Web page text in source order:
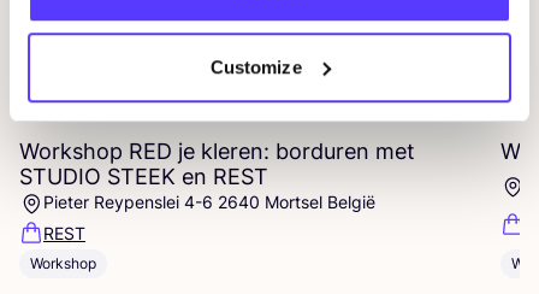
Customize
14 AUG
Workshop RED je kleren: borduren met
STUDIO STEEK en REST
Pieter Reypenslei 4-6 2640 Mortsel België
REST
Workshop